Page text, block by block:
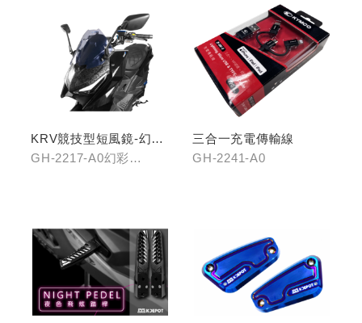
KRV競技型短風鏡-幻彩
藍/燻黑
GH-2217-A0幻彩
三合一充電傳輸線
GH-2241-A0